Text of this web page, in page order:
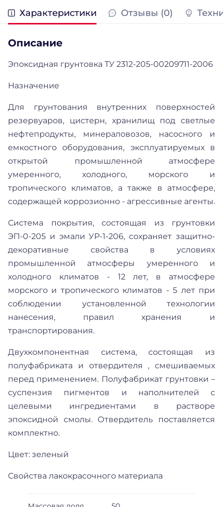
Характеристики Отзывы (0)
Описание
Эпоксидная грунтовка ТУ 2312-205-00209711-2006
Назначение
Для грунтования внутренних поверхностей
резервуаров, цистерн, хранилищ под светлые
нефтепродукты, минераловозов, насосного и
емкостного оборудования, эксплуатируемых в
открытой промышленной атмосфере
умеренного, холодного, морского и
тропического климатов, а также в атмосфере,
содержащей коррозионно - агрессивные агенты.
Система покрытия, состоящая из грунтовки
ЭП-0-205 и эмали УР-1-206, сохраняет защитно-
декоративные свойства в условиях
промышленной атмосферы умеренного и
холодного климатов - 12 лет, в атмосфере
морского и тропического климатов - 5 лет при
соблюдении установленной технологии
нанесения, правил хранения и
транспортирования.
Двухкомпонентная система, состоящая из
полуфабриката и отвердителя , смешиваемых
перед применением. Полуфабрикат грунтовки –
суспензия пигментов и наполнителей с
целевыми ингредиентами в растворе
эпоксидной смолы. Отвердитель поставляется
комплектно.
Цвет: зеленый
Свойства лакокрасочного материала